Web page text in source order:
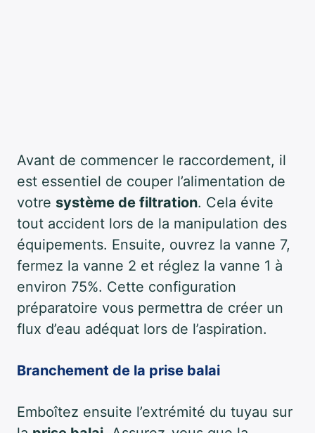
Avant de commencer le raccordement, il
est essentiel de couper l’alimentation de
votre système de filtration. Cela évite
tout accident lors de la manipulation des
équipements. Ensuite, ouvrez la vanne 7,
fermez la vanne 2 et réglez la vanne 1 à
environ 75%. Cette configuration
préparatoire vous permettra de créer un
flux d’eau adéquat lors de l’aspiration.
Branchement de la prise balai
Emboîtez ensuite l’extrémité du tuyau sur